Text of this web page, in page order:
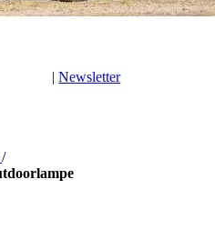
| Newsletter
/